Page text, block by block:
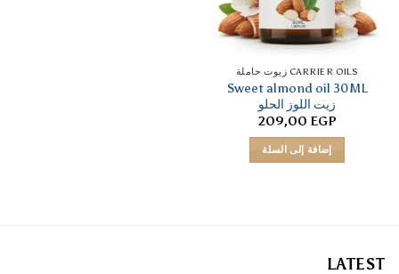
CARRIER OILS زيوت حاملة
Sweet almond oil 30ML
زيت اللوز الحلو
209,00 EGP
إضافة إلى السلة
LATEST